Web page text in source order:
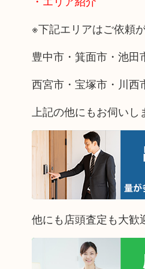
※下記エリアはご依頼
豊中市・箕面市・池
西宮市・宝塚市・川西
上記の他にもお伺いし
他にも店頭査定も大歓